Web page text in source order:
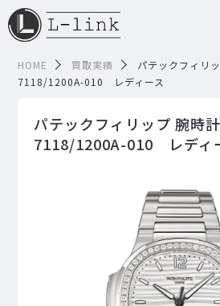
HOME 買取実績
パテックフィリ
7118/1200A-010 レディース
パテックフィリップ 腕時
7118/1200A-010 レディ